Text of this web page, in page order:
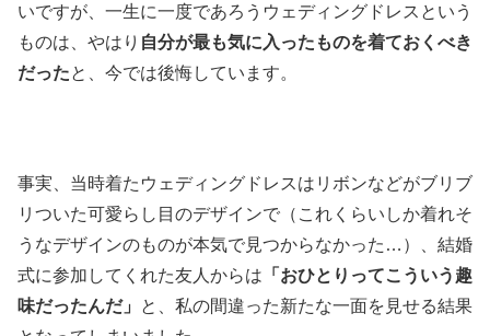
いですが、一生に一度であろうウェディングドレスという
ものは、やはり 自分が最も気に入ったものを着ておくべき
だったと、今では後悔しています。
事実、当時着たウェディングドレスはリボンなどがブリブ
リついた可愛らし目のデザインで（これくらいしか着れそ
うなデザインのものが本気で見つからなかった…）、結婚
式に参加してくれた友人からは 「おひとりってこういう趣
味だったんだ」
と、私の間違った新たな一面を見せる結果